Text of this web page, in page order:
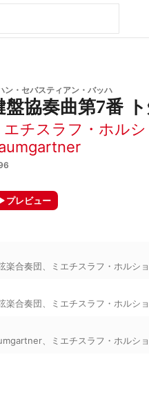
ン・セバスティアン・バッハ
盤協奏曲第7番
エチスラフ・ホル
プレビュー
楽合奏団 ミエチスラフ・ホルシ
楽合奏団 ミエチスラフ・ホルシ
ミエチスラフ・ホルシ